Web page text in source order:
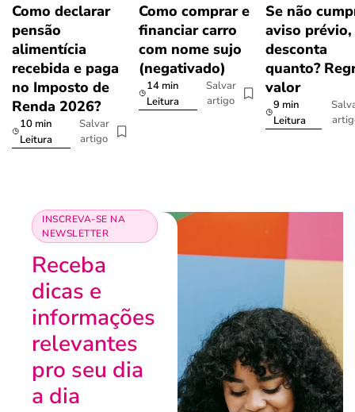
Como declarar
pensão
alimentícia
recebida e paga
no Imposto de
Renda 2026?
10 min
Leitura
Salvar
artigo
Como comprar e
financiar carro
com nome sujo
(negativado)
14 min
Leitura
Salvar
artigo
Se não
aviso prévio,
desconta
quanto?
valor
9 min
Leitura
INSCREVA-SE NA
NEWSLETTER
Receba
dicas e
informações
relevantes
pro seu dia
a dia